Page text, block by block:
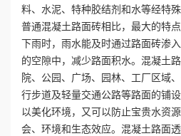
料、水泥、特种胶结剂和水等经特
普通混凝土路面砖相比，最大的特点
下雨时，雨水能及时通过路面砖渗
的空隙中，减少路面积水。混凝土
院、公园、广场、园林、工厂区域
行步道及轻量交通公路等路面的铺
以美化环境，又可以防止宝贵水资
会、环境和生态效应。混凝土路面